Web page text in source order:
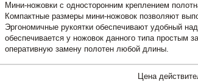
Мини-ножовки с односторонним креплением
Компактные размеры мини-ножовок позволяют
Эргономичные рукоятки обеспечивают удобный
обеспечивается у ножовок данного типа
оперативную замену полотен любой длины.
Цена